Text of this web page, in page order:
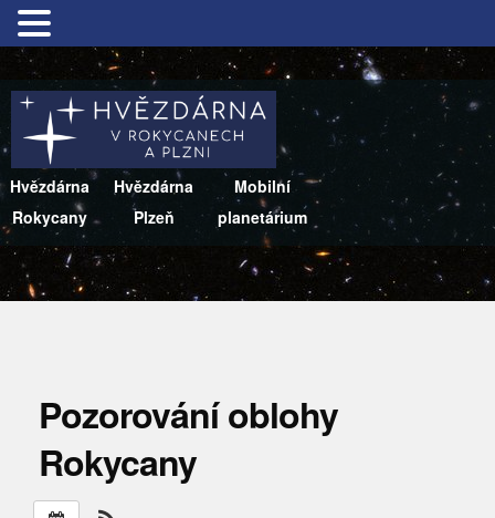
Hvězdárna
Rokycany
Hvězdárna
Plzeň
Mobilní
planetárium
Pozorování oblohy
Rokycany